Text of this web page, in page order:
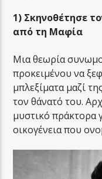
1) Σκηνοθέτησε
από τη Μαφία
Μια θεωρία
προκειμένου να
μπλεξίματα μαζί
τον θάνατό του.
μυστικό πράκτορα
οικογένεια που